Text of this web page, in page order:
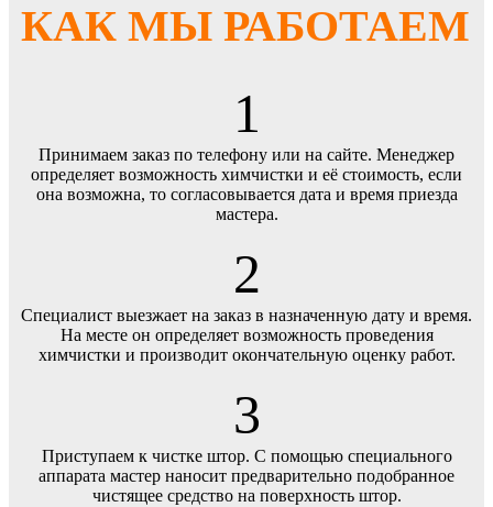
КАК МЫ РАБОТАЕМ
1
Принимаем заказ по телефону или на сайте. Менеджер
определяет возможность химчистки и её стоимость, если
она возможна, то согласовывается дата и время приезда
мастера.
2
Специалист выезжает на заказ в назначенную дату и время.
На месте он определяет возможность проведения
химчистки и производит окончательную оценку работ.
3
Приступаем к чистке штор. С помощью специального
аппарата мастер наносит предварительно подобранное
чистящее средство на поверхность штор.